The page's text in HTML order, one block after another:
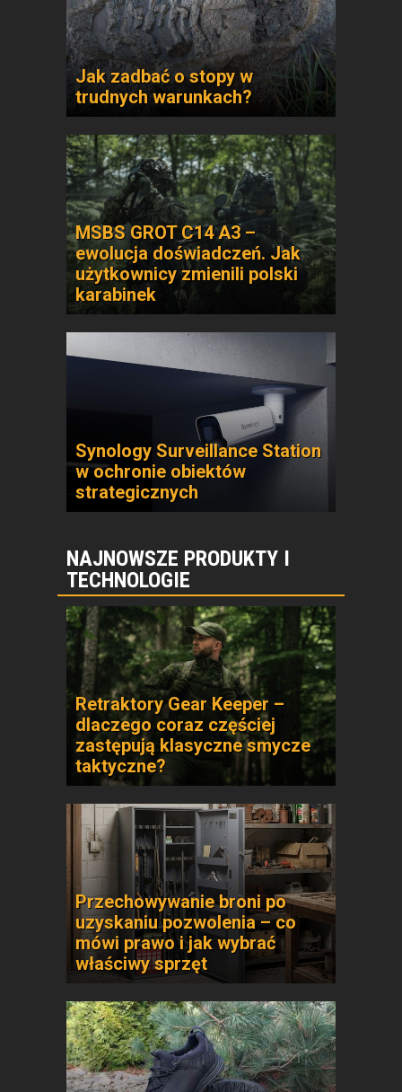
Jak zadbać o stopy w
trudnych warunkach?
MSBS GROT C14 A3 –
ewolucja doświadczeń. Jak
użytkownicy zmienili polski
karabinek
Synology Surveillance Station
w ochronie obiektów
strategicznych
NAJNOWSZE PRODUKTY I
TECHNOLOGIE
Retraktory Gear Keeper –
dlaczego coraz częściej
zastępują klasyczne smycze
taktyczne?
Przechowywanie broni po
uzyskaniu pozwolenia – co
mówi prawo i jak wybrać
właściwy sprzęt